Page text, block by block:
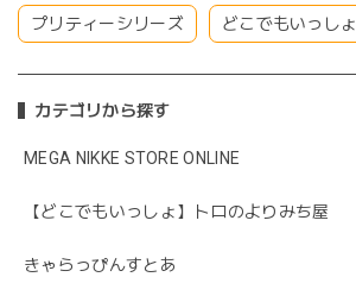
プリティーシリーズ どこでもいっしょ
カテゴリから探す
MEGA NIKKE STORE ONLINE
【どこでもいっしょ】トロのよりみち屋
きゃらっぴんすとあ